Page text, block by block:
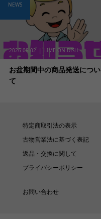
2026.08.02 LIME ON DISH
お盆期間中の商品発送につい
て
NEWS
特定商取引法の表示
古物営業法に基づく表記
返品・交換に関して
プライバシーポリシー
お問い合わせ